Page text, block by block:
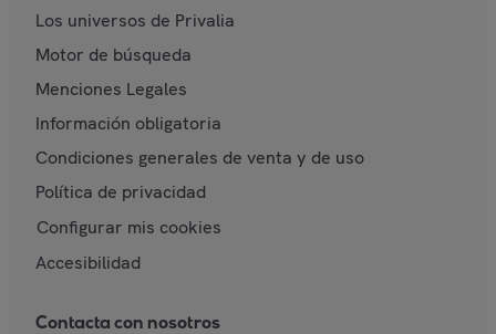
Los universos de Privalia
Motor de búsqueda
Menciones Legales
Información obligatoria
Condiciones generales de venta y de uso
Política de privacidad
Configurar mis cookies
Accesibilidad
Contacta con nosotros